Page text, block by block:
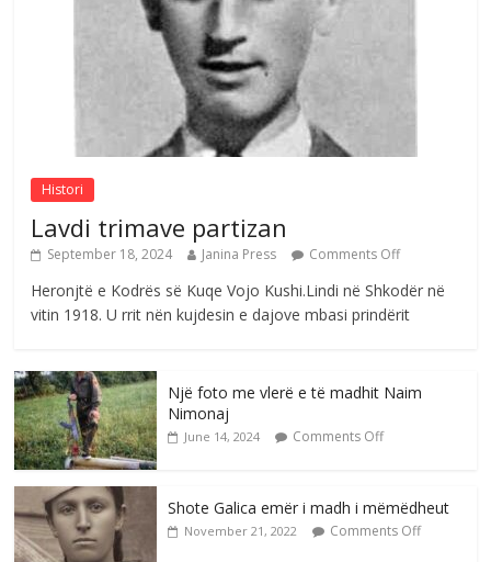
August 3, 2026 Comments Off
Postim me vlera nga artistja e mirëfilltë
Mimoza Gjoni
August 6, 2026 Comments Off
Histori
Lavdi trimave partizan
September 18, 2024 Janina Press Comments Off
Heronjtë e Kodrës së Kuqe Vojo Kushi.Lindi në Shkodër në
vitin 1918. U rrit nën kujdesin e dajove mbasi prindërit
Një foto me vlerë e të madhit Naim
Nimonaj
June 14, 2024 Comments Off
Shote Galica emër i madh i mëmëdheut
November 21, 2022 Comments Off